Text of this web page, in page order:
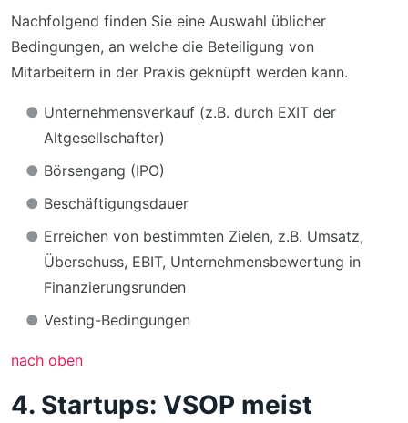
Nachfolgend finden Sie eine Auswahl üblicher
Bedingungen, an welche die Beteiligung von
Mitarbeitern in der Praxis geknüpft werden kann.
Unternehmensverkauf (z.B. durch EXIT der
Altgesellschafter)
Börsengang (IPO)
Beschäftigungsdauer
Erreichen von bestimmten Zielen, z.B. Umsatz,
Überschuss, EBIT, Unternehmensbewertung in
Finanzierungsrunden
Vesting-Bedingungen
nach oben
4. Startups: VSOP meist